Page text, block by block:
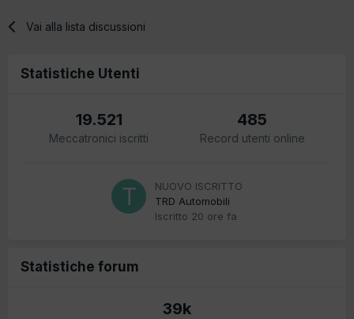
Vai alla lista discussioni
Statistiche Utenti
19.521
Meccatronici iscritti
485
Record utenti online
NUOVO ISCRITTO
TRD Automobili
Iscritto 20 ore fa
Statistiche forum
39k